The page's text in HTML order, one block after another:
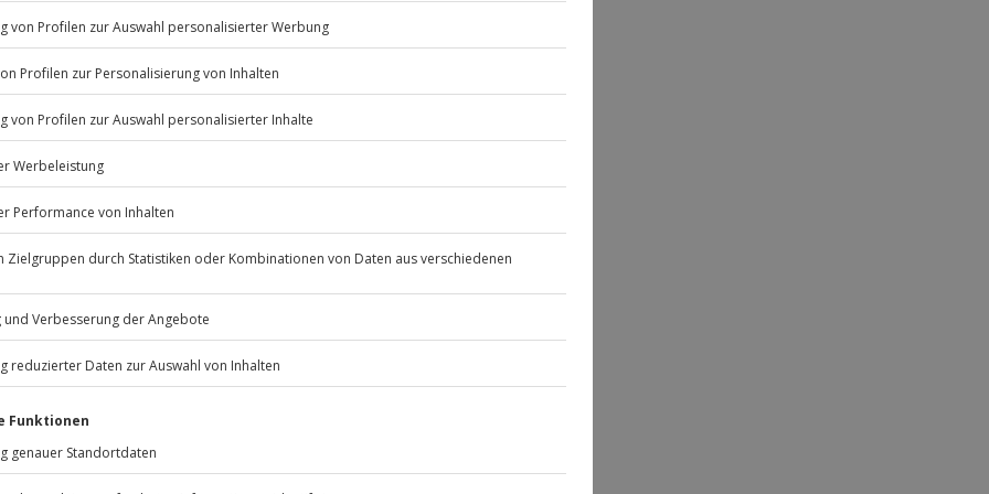
wird das Erlebnis
Veranstalter)
falls vorhanden:
Jochen Schweizer
Mühldorfstraße 8
81671 München
außer an bundesweiten
9-17 Uhr